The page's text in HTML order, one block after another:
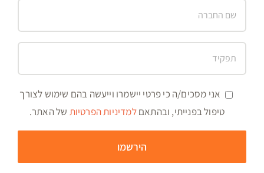
אני מסכים/ה כי פרטי יישמרו וייעשה בהם שימוש לצורך
טיפול בפנייתי, ובהתאםלמדיניות הפרטיות של האתר.